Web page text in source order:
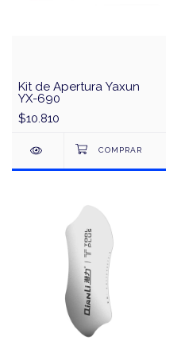
Kit de Apertura Yaxun
YX-690
$10.810